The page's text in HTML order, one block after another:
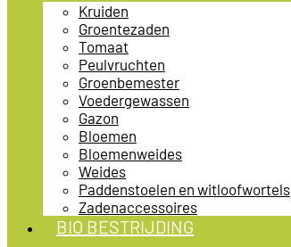
Kruiden
Groentezaden
Tomaat
Peulvruchten
Groenbemester
Voedergewassen
Gazon
Bloemen
Bloemenweides
Weides
Paddenstoelen en witloofwortels
Zadenaccessoires
BIO BESTRIJDING